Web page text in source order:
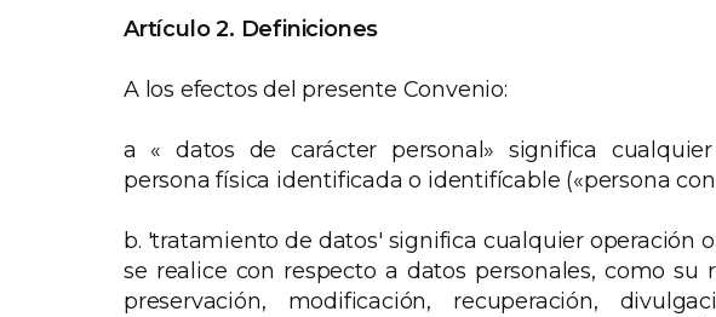
Artículo 2. Definiciones
A los efectos del presente Convenio:
a « datos de carácter personal» significa
persona física identificada o identifícable («persona
b. 'tratamiento de datos' significa cualquier operación
se realice con respecto a datos personales, como su
preservación, modificación, recuperación,